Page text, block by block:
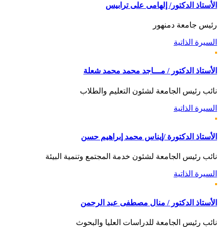
الأستاذ الدكتور/ إلهامى على ترابيس
رئيس جامعة دمنهور
السيرة الذاتية
الأستاذ الدكتور / مـــاجد محمد محمد شعلة
نائب رئيس الجامعة لشئون التعليم والطلاب
السيرة الذاتية
الأستاذ الدكتورة /إيناس محمد إبراهيم حسن
نائب رئيس الجامعة لشئون خدمة المجتمع وتنمية البيئة
السيرة الذاتية
الأستاذ الدكتور / منال مصطفى عبد الرحمن
نائب رئيس الجامعة للدراسات العليا والبحوث